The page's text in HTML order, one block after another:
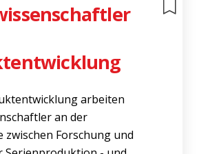
arbeiten
an der
zwischen Forschung und